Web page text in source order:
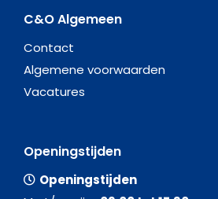
C&O Algemeen
Contact
Algemene voorwaarden
Vacatures
Openingstijden
Openingstijden